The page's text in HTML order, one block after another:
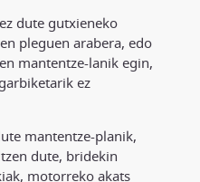
dute gutxieneko
pleguen arabera, edo
mantentze-lanik egin,
ez
mantentze-planik,
dute, bridekin
motorreko akats